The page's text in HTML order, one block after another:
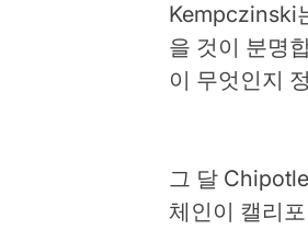
Kempczinski
을 것이 분명
이 무엇인지
그 달
체인이 캘리